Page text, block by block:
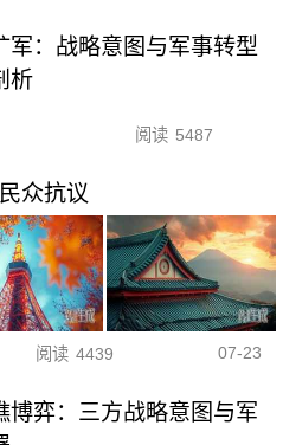
军：战略意图与军事转型
析
阅读 5487
众抗议
阅读 4439 07-23
博弈：三方战略意图与军